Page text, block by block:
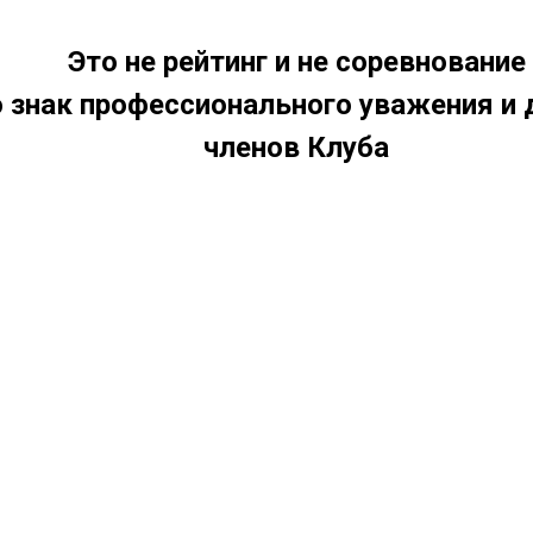
Это не рейтинг и не соревнование
знак профессионального уважения и
членов Клуба